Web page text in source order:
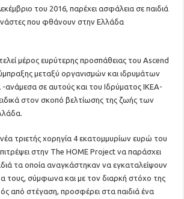
του 2016, παρέχει ασφάλεια σε παιδιά
που φθάνουν στην Ελλάδα
μέρος ευρύτερης προσπάθειας του Ascend
μεταξύ οργανισμών και ιδρυμάτων
-ανάμεσα σε αυτούς και του Ιδρύματος ΙΚΕΑ-
στον σκοπό βελτίωσης της ζωής των
τριετής χορηγία 4 εκατομμυρίων ευρώ του
στην The HOME Project να παράσχει
τα οποία αναγκάστηκαν να εγκαταλείψουν
τους, σύμφωνα και με τον διαρκή στόχο της
από στέγαση, προσφέρει στα παιδιά ένα